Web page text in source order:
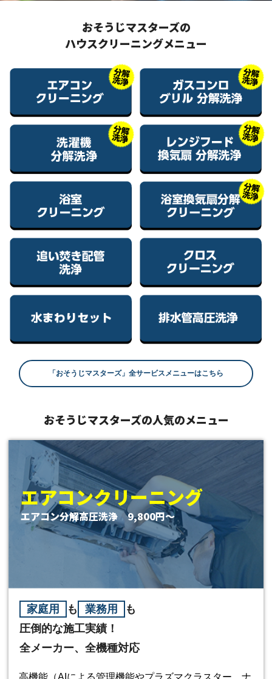
おそうじマスターズの
ハウスクリーニングメニュー
「おそうじマスターズ」全サービスメニューはこちら
おそうじマスターズの人気のメニュー
エアコンクリーニング
エアコン分解高圧洗浄 9,800円〜
家庭用 も 業務用
も
圧倒的な施工実績！
全メーカー、全機種対応
高機能（AIによる管理機能やプラズマクラスター、ナ